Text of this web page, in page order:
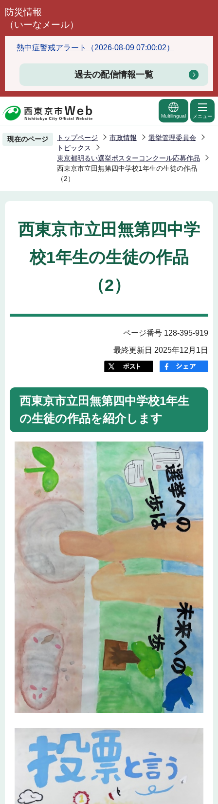
こ
頭
で
防災情報
（いーなメール）
熱中症警戒アラート（2026-08-09 07:00:02）
過去の配信情報一覧
Multilingual メニュー
現在のページ トップページ 市政情報
選挙管理委員会
トピックス
東京都明るい選挙ポスターコンクール応募作品
西東京市立田無第四中学校1年生の生徒の作品
（2）
西東京市立田無第四中学
校1年生の生徒の作品
（2）
ページ番号 128-395-919
最終更新日 2025年12月1日
西東京市立田無第四中学校1年生
の生徒の作品を紹介します